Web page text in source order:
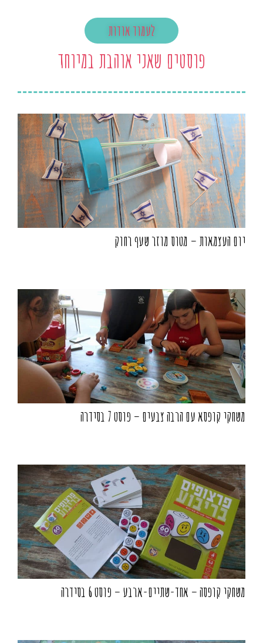
לעמוד אודות
פוסטים שאני אוהבת במיוחד
יום העצמאות – מטוס מוזר שעף רחוק
משחקי קופסא עם הרבה צבעים – פוסט 7 בסידרה
משחקי קופסה – אחד-שתיים-ארבע – פוסט 6 בסידרה